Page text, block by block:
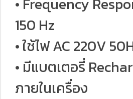
150 Hz
• ใช้ไฟ AC 220V
• มีแบตเตอรี่
ภายในเครื่อง